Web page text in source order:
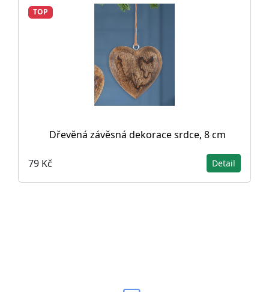
TOP
Dřevěná závěsná dekorace srdce, 8 cm
79 Kč Detail